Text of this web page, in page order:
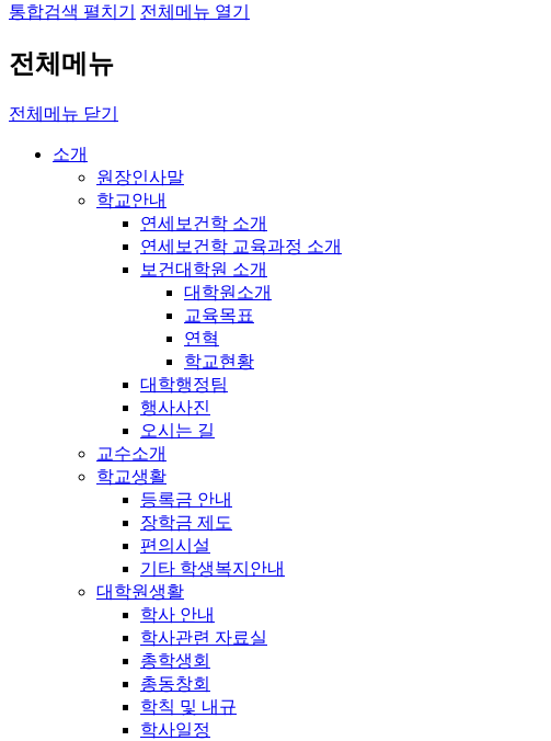
통합검색 펼치기 전체메뉴 열기
전체메뉴
전체메뉴 닫기
소개
원장인사말
학교안내
연세보건학 소개
연세보건학 교육과정 소개
보건대학원 소개
대학원소개
교육목표
연혁
학교현황
대학행정팀
행사사진
오시는 길
교수소개
학교생활
등록금 안내
장학금 제도
편의시설
기타 학생복지안내
대학원생활
학사 안내
학사관련 자료실
총학생회
총동창회
학칙 및 내규
학사일정